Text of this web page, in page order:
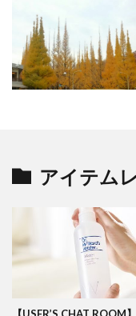
アイテム
【USER’S CHAT ROOM